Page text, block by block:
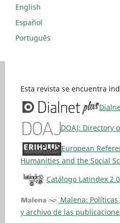
English
Español
Português
Esta revista se encuentra
DOAJ: Directory
European
Humanities and the Social
Catálogo Latindex 2.0
Malena:
y archivo de las